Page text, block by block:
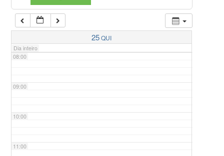
25QUI
Dia inteiro
07:00
08:00
09:00
10:00
11:00